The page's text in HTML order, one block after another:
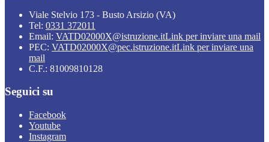
Viale Stelvio 173 - Busto Arsizio (VA)
Tel: 0331 372011
Email: VATD02000X@istruzione.itLink per inviare una mail
PEC: VATD02000X@pec.istruzione.itLink per inviare una
mail
C.F.: 81009810128
Seguici su
Facebook
Youtube
Instagram